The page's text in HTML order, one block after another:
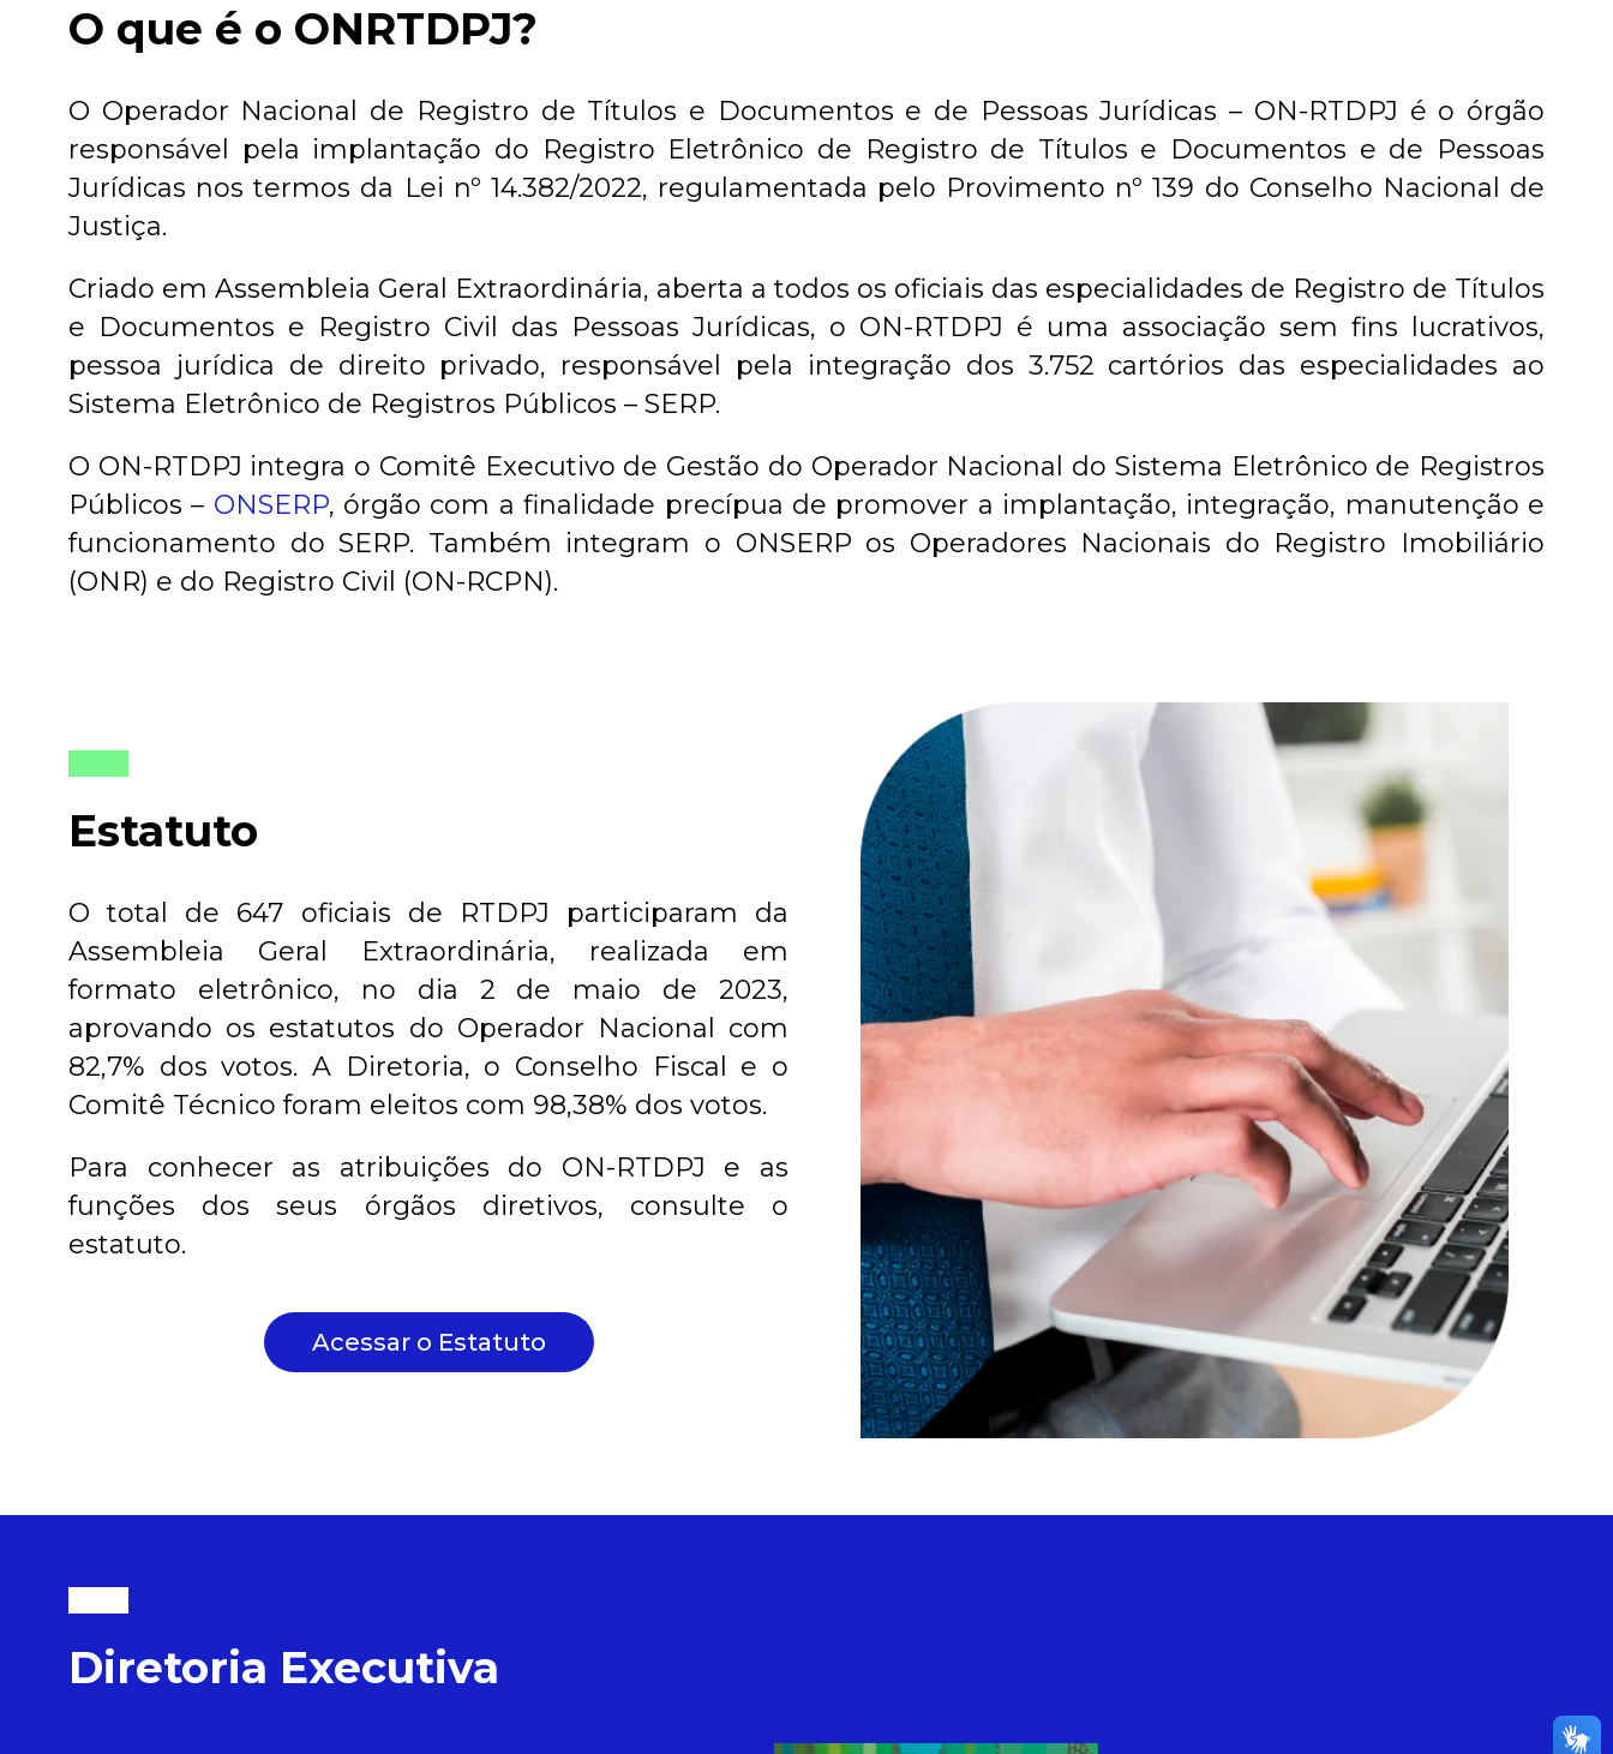
O que é o ONRTDPJ?
O Operador Nacional de Registro de Títulos e Documentos e de Pessoas Jurídicas – ON-RTDPJ é o órgão
responsável pela implantação do Registro Eletrônico de Registro de Títulos e Documentos e de Pessoas
Jurídicas nos termos da Lei nº 14.382/2022, regulamentada pelo Provimento nº 139 do Conselho Nacional de
Justiça.
Criado em Assembleia Geral Extraordinária, aberta a todos os oficiais das especialidades de Registro de Títulos
e Documentos e Registro Civil das Pessoas Jurídicas, o ON-RTDPJ é uma associação sem fins lucrativos,
pessoa jurídica de direito privado, responsável pela integração dos 3.752 cartórios das especialidades ao
Sistema Eletrônico de Registros Públicos – SERP.
O ON-RTDPJ integra o Comitê Executivo de Gestão do Operador Nacional do Sistema Eletrônico de Registros
Públicos – ONSERP, órgão com a finalidade precípua de promover a implantação, integração, manutenção e
funcionamento do SERP. Também integram o ONSERP os Operadores Nacionais do Registro Imobiliário
(ONR) e do Registro Civil (ON-RCPN).
Estatuto
O total de 647 oficiais de RTDPJ participaram da
Assembleia Geral Extraordinária, realizada em
formato eletrônico, no dia 2 de maio de 2023,
aprovando os estatutos do Operador Nacional com
82,7% dos votos. A Diretoria, o Conselho Fiscal e o
Comitê Técnico foram eleitos com 98,38% dos votos.
Para conhecer as atribuições do ON-RTDPJ e as
funções dos seus órgãos diretivos, consulte o
estatuto.
Acessar o Estatuto
Diretoria Executiva